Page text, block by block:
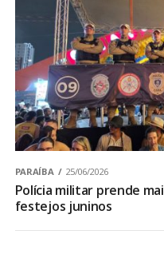
PARAÍBA 25/06/2026
Polícia militar prende
festejos juninos